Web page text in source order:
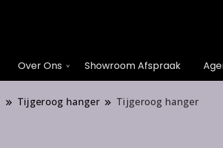
Over Ons Showroom Afspraak
Tijgeroog hanger Tijgeroog hanger